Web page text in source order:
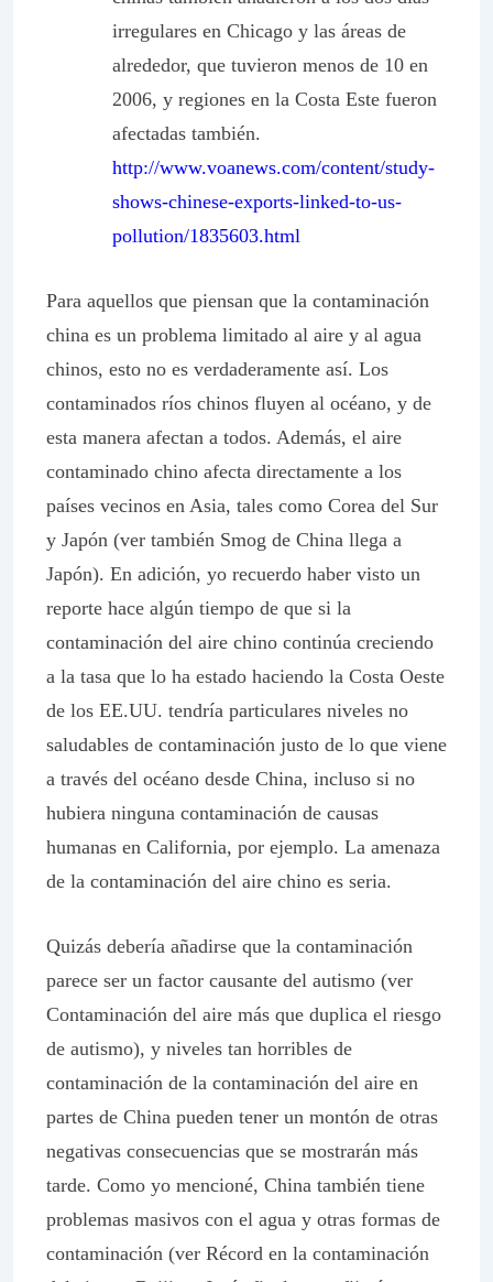
irregulares en Chicago y las áreas de
alrededor, que tuvieron menos de 10 en
2006, y regiones en la Costa Este fueron
afectadas también.
http://www.voanews.com/content/study-
shows-chinese-exports-linked-to-us-
pollution/1835603.html
Para aquellos que piensan que la contaminación
china es un problema limitado al aire y al agua
chinos, esto no es verdaderamente así. Los
contaminados ríos chinos fluyen al océano, y de
esta manera afectan a todos. Además, el aire
contaminado chino afecta directamente a los
países vecinos en Asia, tales como Corea del Sur
y Japón (ver también Smog de China llega a
Japón). En adición, yo recuerdo haber visto un
reporte hace algún tiempo de que si la
contaminación del aire chino continúa creciendo
a la tasa que lo ha estado haciendo la Costa Oeste
de los EE.UU. tendría particulares niveles no
saludables de contaminación justo de lo que viene
a través del océano desde China, incluso si no
hubiera ninguna contaminación de causas
humanas en California, por ejemplo. La amenaza
de la contaminación del aire chino es seria.
Quizás debería añadirse que la contaminación
parece ser un factor causante del autismo (ver
Contaminación del aire más que duplica el riesgo
de autismo), y niveles tan horribles de
contaminación de la contaminación del aire en
partes de China pueden tener un montón de otras
negativas consecuencias que se mostrarán más
tarde. Como yo mencioné, China también tiene
problemas masivos con el agua y otras formas de
contaminación (ver Récord en la contaminación